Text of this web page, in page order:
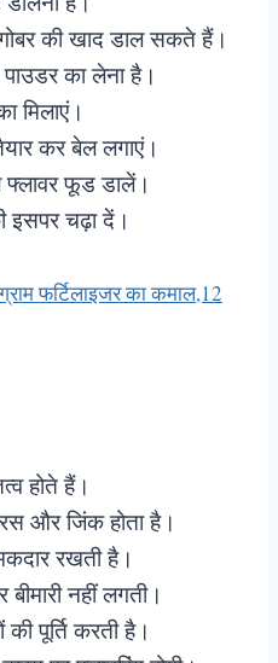
गोबर की खाद डाल सकते हैं।
का लेना है।
मिलाएं।
कर बेल लगाएं।
फूड डालें।
इसपर चढ़ा दें।
फर्टिलाइजर का कमाल,12
होते हैं।
और जिंक होता है।
रखती है।
नहीं लगती।
पूर्ति करती है।